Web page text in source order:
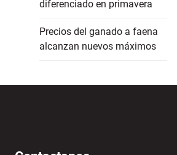
diferenciado en primavera
Precios del ganado a faena
alcanzan nuevos máximos